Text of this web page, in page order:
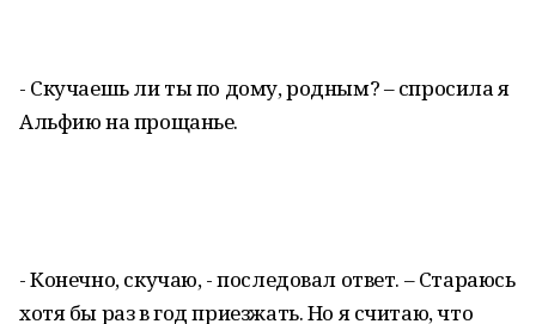
- Скучаешь ли ты по дому, родным? – спросила я
Альфию на прощанье.
- Конечно, скучаю, - последовал ответ. – Стараюсь
хотя бы раз в год приезжать. Но я считаю, что